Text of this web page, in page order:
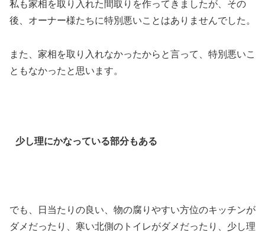
私も家相を取り入れた間取りを作ってきましたが、その
後、オーナー様たちに特別悪いことはありませんでした。
また、家相を取り入れなかったからと言って、特別悪いこ
ともなかったと思います。
少し理にかなっている部分もある
でも、日当たりの良い、物の腐りやすい方位のキッチンが
ダメだったり、寒い北側のトイレがダメだったり、少し理